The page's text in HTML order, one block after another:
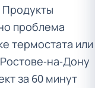
Продукты
проблема
термостата или
на-Дону
за 60 минут